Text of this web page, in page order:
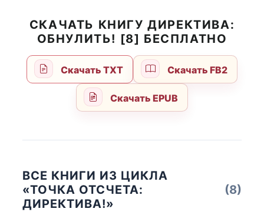
СКАЧАТЬ КНИГУ ДИРЕКТИВА:
ОБНУЛИТЬ! [8] БЕСПЛАТНО
Скачать TXT Скачать FB2
Скачать EPUB
ВСЕ КНИГИ ИЗ ЦИКЛА
«ТОЧКА ОТСЧЕТА:
ДИРЕКТИВА!»
(8)